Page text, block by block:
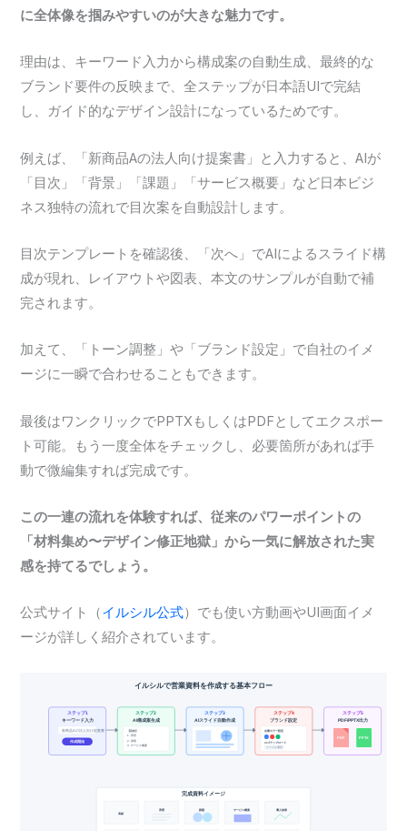
に全体像を掴みやすいのが大きな魅力です。
理由は、キーワード入力から構成案の自動生成、最終的な
ブランド要件の反映まで、全ステップが日本語UIで完結
し、ガイド的なデザイン設計になっているためです。
例えば、「新商品Aの法人向け提案書」と入力すると、AIが
「目次」「背景」「課題」「サービス概要」など日本ビジ
ネス独特の流れで目次案を自動設計します。
目次テンプレートを確認後、「次へ」でAIによるスライド構
成が現れ、レイアウトや図表、本文のサンプルが自動で補
完されます。
加えて、「トーン調整」や「ブランド設定」で自社のイメ
ージに一瞬で合わせることもできます。
最後はワンクリックでPPTXもしくはPDFとしてエクスポー
ト可能。もう一度全体をチェックし、必要箇所があれば手
動で微編集すれば完成です。
この一連の流れを体験すれば、従来のパワーポイントの
「材料集め〜デザイン修正地獄」から一気に解放された実
感を持てるでしょう。
公式サイト（イルシル公式）でも使い方動画やUI画面イメ
ージが詳しく紹介されています。